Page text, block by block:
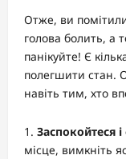
Отже, ви
голова болить, а
панікуйте! Є
полегшити стан.
навіть тим, хто
Заспокойтеся
місце, вимкніть